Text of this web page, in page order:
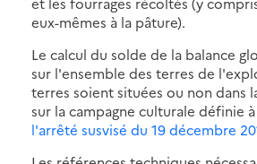
eux-mêmes à la pâture).
Le calcul du solde de la balance
sur l'ensemble des terres de
terres soient situées ou non dans
sur la campagne culturale définie à
l'arrêté susvisé du 19 décembre